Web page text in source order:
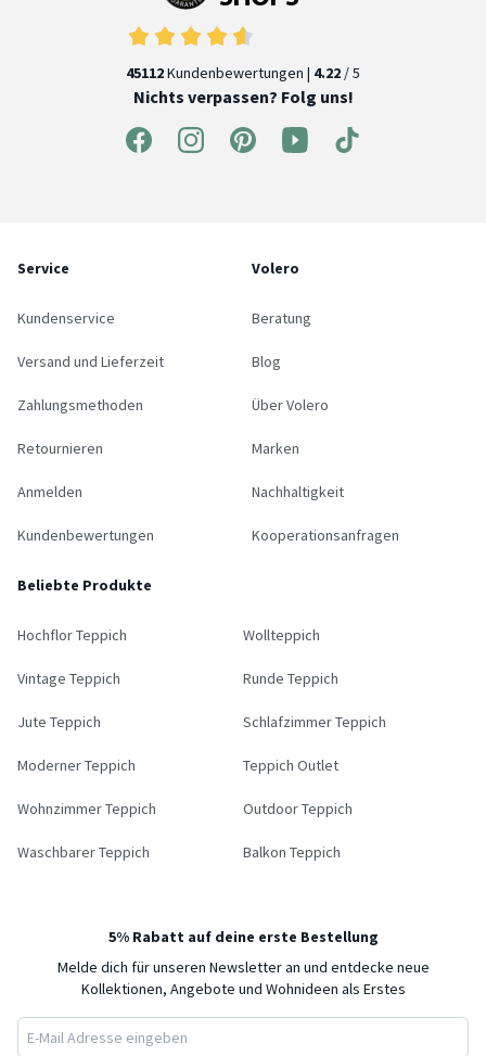
45112Kundenbewertungen | 4.22 / 5
Nichts verpassen? Folg uns!
Service
Kundenservice
Versand und Lieferzeit
Zahlungsmethoden
Retournieren
Anmelden
Kundenbewertungen
Volero
Beratung
Blog
Über Volero
Marken
Nachhaltigkeit
Kooperationsanfragen
Beliebte Produkte
Hochflor Teppich Wollteppich
Vintage Teppich Runde Teppich
Jute Teppich Schlafzimmer Teppich
Moderner Teppich Teppich Outlet
Wohnzimmer Teppich Outdoor Teppich
Waschbarer Teppich Balkon Teppich
5% Rabatt auf deine erste Bestellung
Melde dich für unseren Newsletter an und entdecke neue
Kollektionen, Angebote und Wohnideen als Erstes